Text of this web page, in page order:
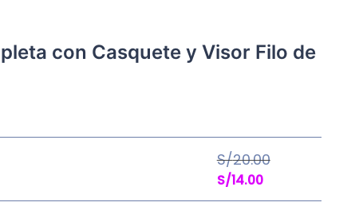
con Casquete y Visor Filo de
S/20.00
El
precio
S/14.00El
precio